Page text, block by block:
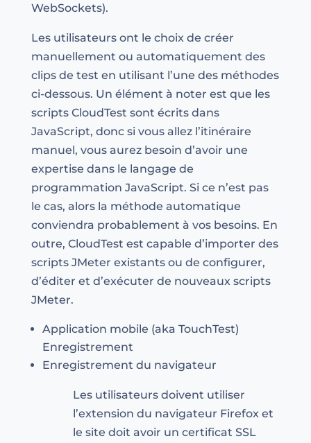
WebSockets).
Les utilisateurs ont le choix de créer
manuellement ou automatiquement des
clips de test en utilisant l’une des méthodes
ci-dessous. Un élément à noter est que les
scripts CloudTest sont écrits dans
JavaScript, donc si vous allez l’itinéraire
manuel, vous aurez besoin d’avoir une
expertise dans le langage de
programmation JavaScript. Si ce n’est pas
le cas, alors la méthode automatique
conviendra probablement à vos besoins. En
outre, CloudTest est capable d’importer des
scripts JMeter existants ou de configurer,
d’éditer et d’exécuter de nouveaux scripts
JMeter.
Application mobile (aka TouchTest)
Enregistrement
Enregistrement du navigateur
Les utilisateurs doivent utiliser
l’extension du navigateur Firefox et
le site doit avoir un certificat SSL